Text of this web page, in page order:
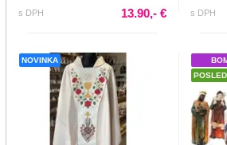
s DPH
13.90,- € s DPH
NOVINKA